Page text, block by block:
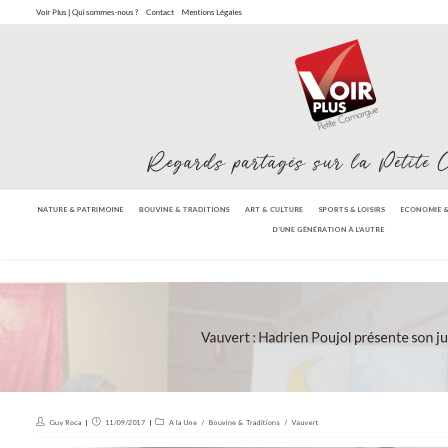
Voir Plus | Qui sommes-nous ? Contact Mentions Légales
Regards partagés sur la Petite
NATURE & PATRIMOINE BOUVINE & TRADITIONS ART & CULTURE SPORTS & LOISIRS ECONOMIE
D’UNE GÉNÉRATION À L’AUTRE
Vauvert : Hadrien Poujol présente son
Auteur/autrice
Guy Roca
Publication
11/09/2017
PostA la Une / Bouvine & Traditions / Vauvert